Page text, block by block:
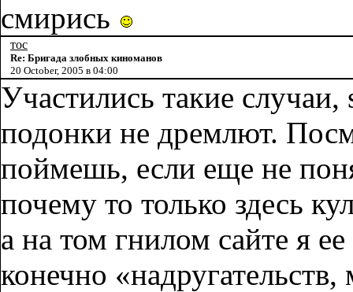
смирись
тос
Re: Бригада злобных киноманов
20 October, 2005 в 04:00
Участились такие
подонки не дремлют.
поймешь, если еще не
почему то только здесь
а на том гнилом сайте я
конечно